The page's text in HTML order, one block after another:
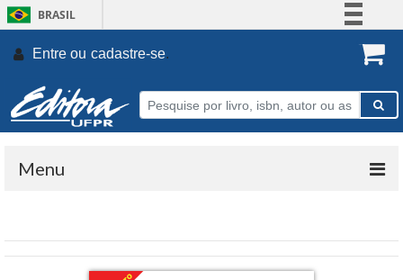
BRASIL
Participe
Entre ou cadastre-se.
Menu